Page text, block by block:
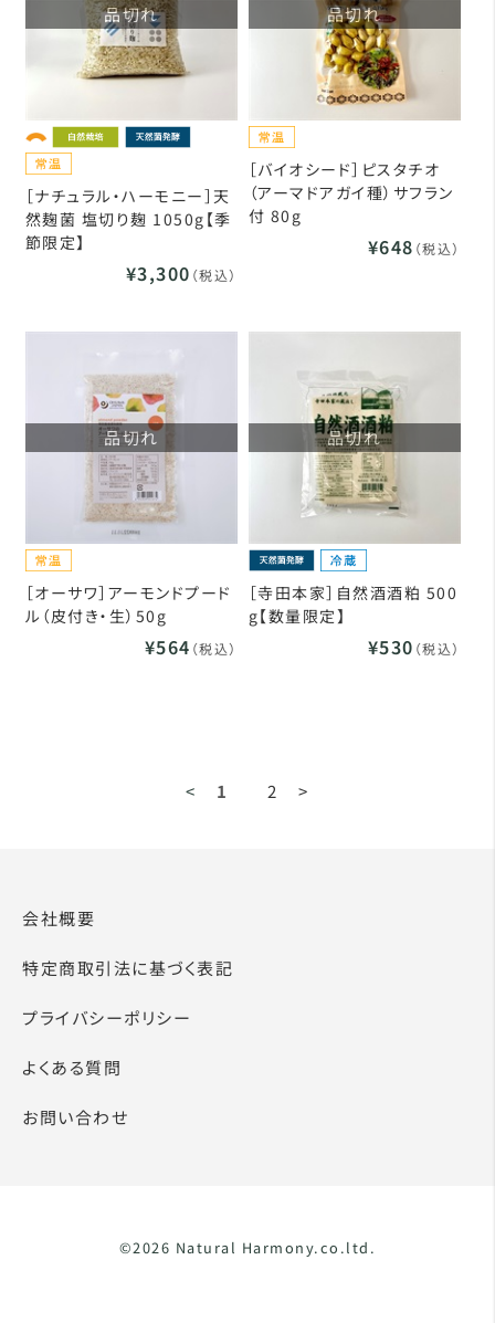
品切れ
［ナチュラル・ハーモニー］天
然麹菌 塩切り麹 1050g【季
節限定】
¥3,300 （税込）
品切れ
［バイオシード］ピスタチオ
（アーマドアガイ種）サフラン
付 80g
¥648 （税込）
品切れ
［オーサワ］アーモンドプード
ル（皮付き・生）50g
¥564 （税込）
品切れ
［寺田本家］自然酒酒粕 500
g【数量限定】
¥530 （税込）
< 1 2 >
会社概要
特定商取引法に基づく表記
プライバシーポリシー
よくある質問
お問い合わせ
©2026 Natural Harmony.co.ltd.